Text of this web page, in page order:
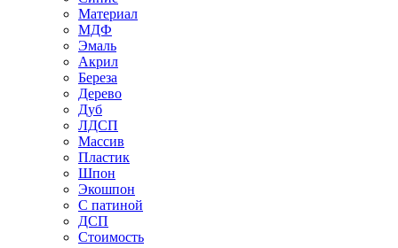
Материал
МДФ
Эмаль
Акрил
Береза
Дерево
Дуб
ЛДСП
Массив
Пластик
Шпон
Экошпон
С патиной
ДСП
Стоимость